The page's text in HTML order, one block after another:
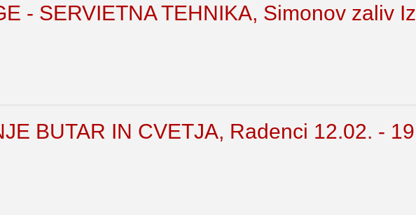
- SERVIETNA TEHNIKA, Simonov zaliv
BUTAR IN CVETJA, Radenci 12.02. -